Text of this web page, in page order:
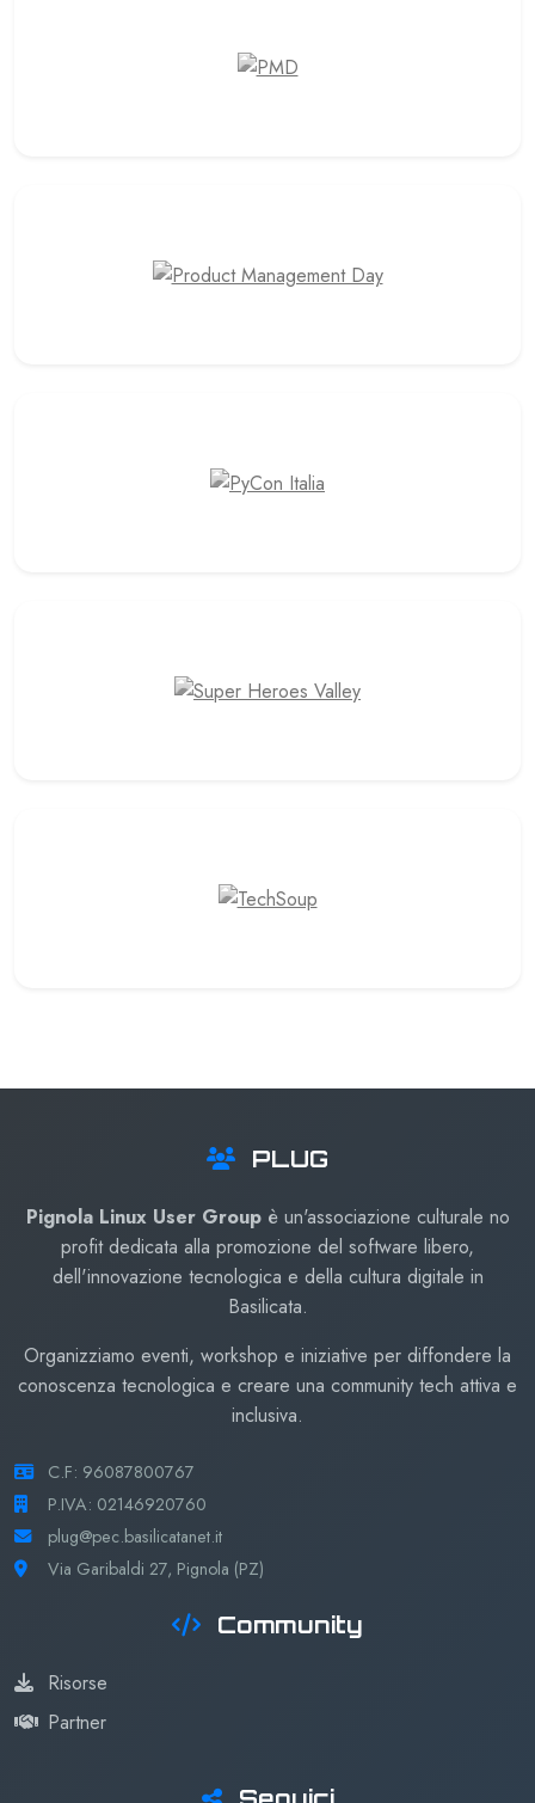
PLUG
Pignola Linux User Groupè un'associazione culturale no
profit dedicata alla promozione del software libero,
dell'innovazione tecnologica e della cultura digitale in
Basilicata.
Organizziamo eventi, workshop e iniziative per diffondere la
conoscenza tecnologica e creare una community tech attiva e
inclusiva.
C.F: 96087800767
P.IVA: 02146920760
plug@pec.basilicatanet.it
Via Garibaldi 27, Pignola (PZ)
Community
Risorse
Partner